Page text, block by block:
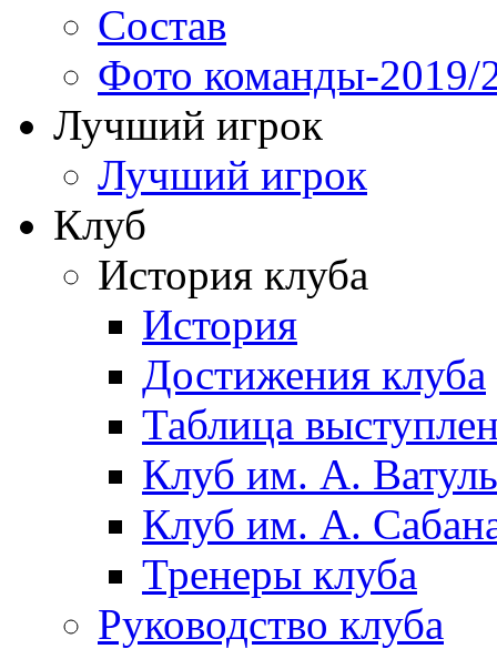
Состав
Фото команды-2019/
Лучший игрок
Лучший игрок
Клуб
История клуба
История
Достижения клуба
Таблица
Клуб им. А.
Клуб им. А.
Тренеры клуба
Руководство клуба